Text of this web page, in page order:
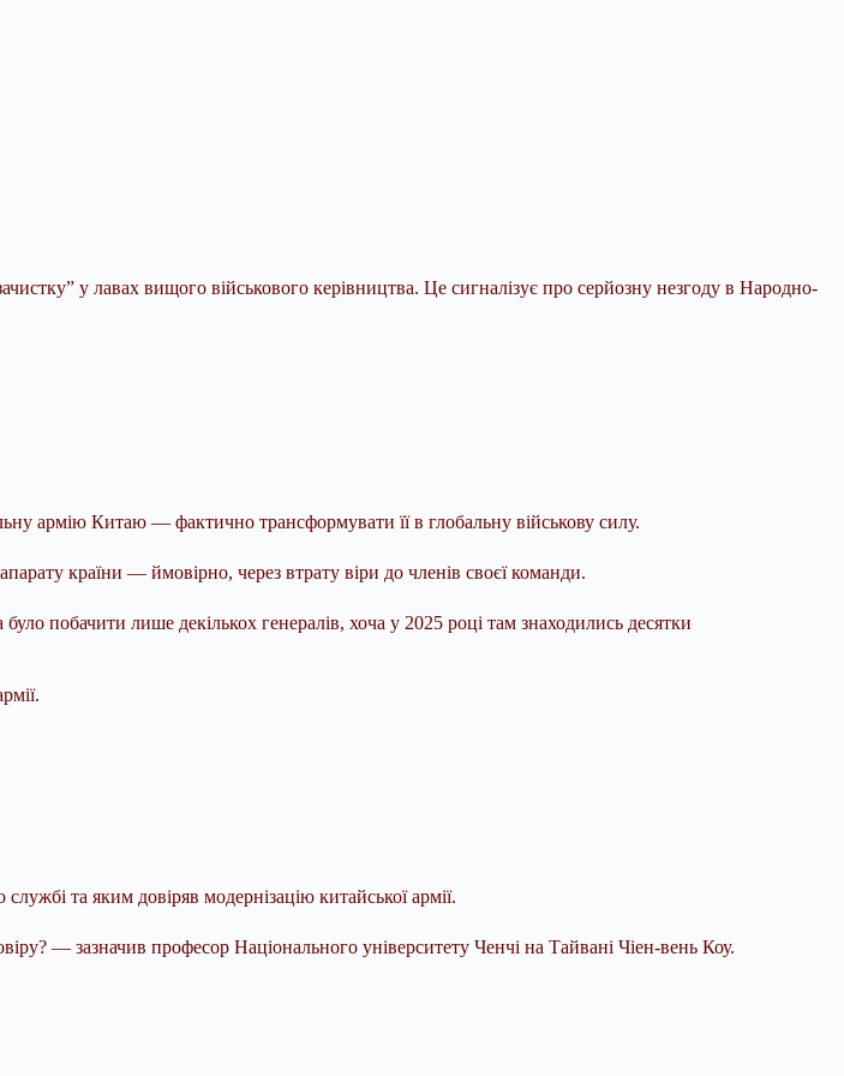
у лавах вищого військового керівництва. Це сигналізує про серйозну незгоду в Народно-
армію Китаю — фактично трансформувати її в глобальну військову силу.
країни — ймовірно, через втрату віри до членів своєї команди.
побачити лише декількох генералів, хоча у 2025 році там знаходились десятки
та яким довіряв модернізацію китайської армії.
— зазначив професор Національного університету Ченчі на Тайвані Чіен-вень Коу.